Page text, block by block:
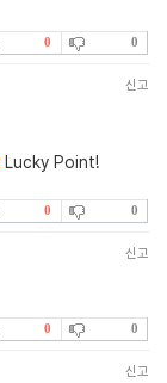
0 0
신고
Lucky Point!
0 0
신고
0 0
신고